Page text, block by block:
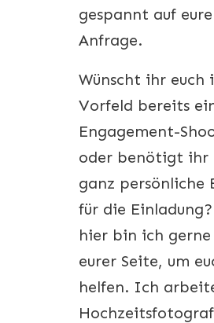
gespannt auf eure
Anfrage.
Wünscht ihr euch
Vorfeld bereits
Engagement-
oder benötigt ihr
ganz persönliche
für die
hier bin ich gerne
eurer Seite, um
helfen. Ich